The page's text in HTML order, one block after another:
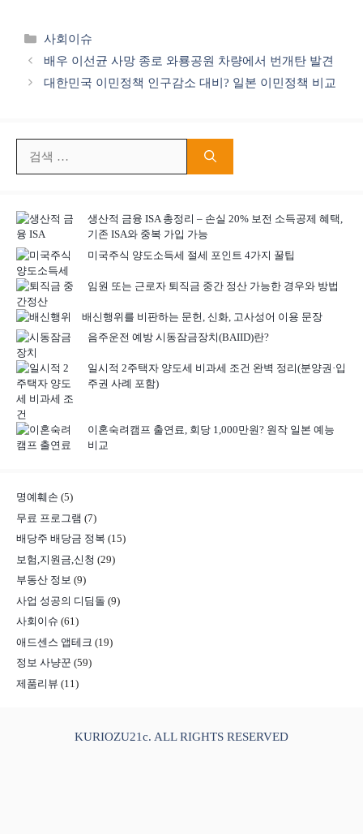
카
테
리
사회이슈
배우 이선균 사망 종로 와룡공원 차량에서 번개탄 발견
대한민국 이민정책 인구감소 대비? 일본 이민정책 비교
생산적 금융 ISA 총정리 – 손실 20% 보전 소득공제 혜택,
기존 ISA와 중복 가입 가능
미국주식 양도소득세 절세 포인트 4가지 꿀팁
임원 또는 근로자 퇴직금 중간 정산 가능한 경우와 방법
배신행위를 비판하는 문헌, 신화, 고사성어 이용 문장
음주운전 예방 시동잠금장치(BAIID)란?
일시적 2주택자 양도세 비과세 조건 완벽 정리(분양권·입
주권 사례 포함)
이혼숙려캠프 출연료, 회당 1,000만원? 원작 일본 예능
비교
명예훼손 (5)
무료 프로그램 (7)
배당주 배당금 정복 (15)
보험,지원금,신청 (29)
부동산 정보 (9)
사업 성공의 디딤돌 (9)
사회이슈 (61)
애드센스 앱테크 (19)
정보 사냥꾼 (59)
제품리뷰 (11)
KURIOZU21c. ALL RIGHTS RESERVED